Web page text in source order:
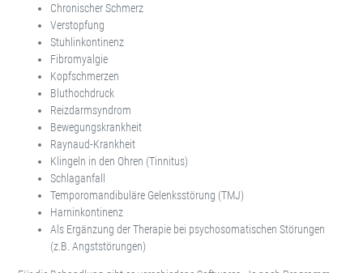
Chronischer Schmerz
Verstopfung
Stuhlinkontinenz
Fibromyalgie
Kopfschmerzen
Bluthochdruck
Reizdarmsyndrom
Bewegungskrankheit
Raynaud-Krankheit
Klingeln in den Ohren (Tinnitus)
Schlaganfall
Temporomandibuläre Gelenksstörung (TMJ)
Harninkontinenz
Als Ergänzung der Therapie bei psychosomatischen Störungen
(z.B. Angststörungen)